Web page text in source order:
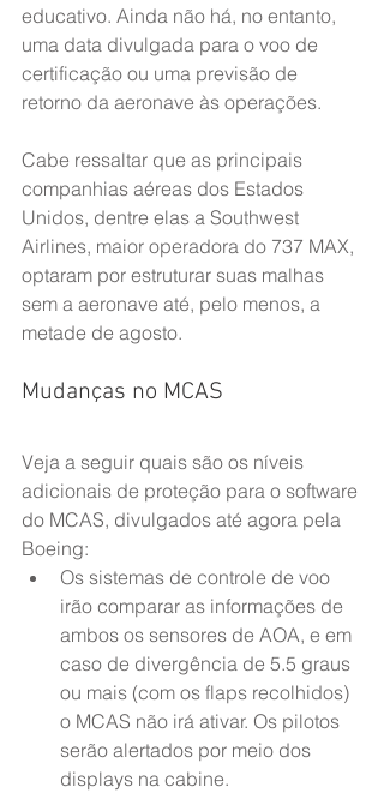
educativo. Ainda não há, no entanto,
uma data divulgada para o voo de
certificação ou uma previsão de
retorno da aeronave às operações.
Cabe ressaltar que as principais
companhias aéreas dos Estados
Unidos, dentre elas a Southwest
Airlines, maior operadora do 737 MAX,
optaram por estruturar suas malhas
sem a aeronave até, pelo menos, a
metade de agosto.
Mudanças no MCAS
Veja a seguir quais são os níveis
adicionais de proteção para o software
do MCAS, divulgados até agora pela
Boeing:
Os sistemas de controle de voo
irão comparar as informações de
ambos os sensores de AOA, e em
caso de divergência de 5.5 graus
ou mais (com os flaps recolhidos)
o MCAS não irá ativar. Os pilotos
serão alertados por meio dos
displays na cabine.